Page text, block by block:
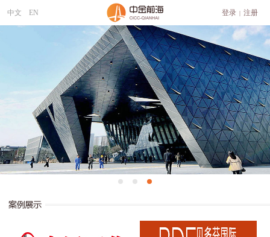
中文 EN 登录 | 注册